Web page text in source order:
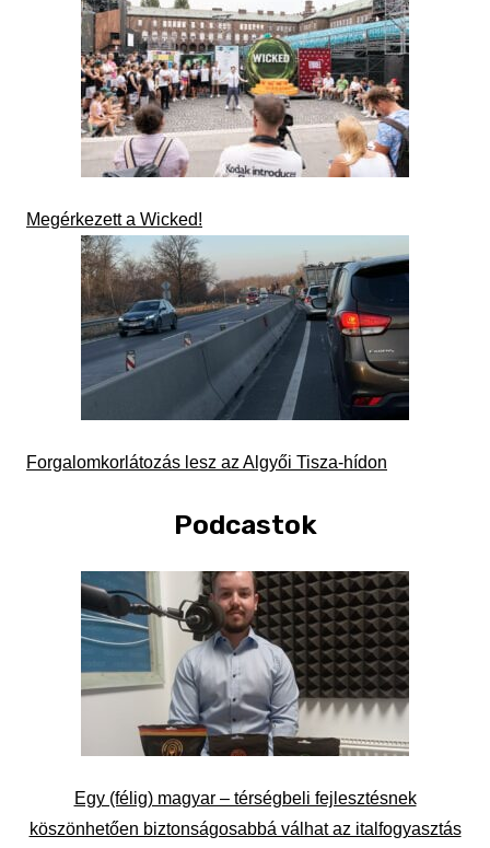
Megérkezett a Wicked!
Forgalomkorlátozás lesz az Algyői Tisza-hídon
Podcastok
Egy (félig) magyar – térségbeli fejlesztésnek
köszönhetően biztonságosabbá válhat az italfogyasztás